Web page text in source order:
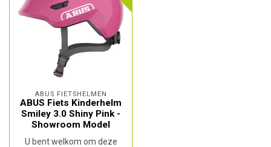
ABUS FIETSHELMEN
ABUS Fiets Kinderhelm
Smiley 3.0 Shiny Pink -
Showroom Model
U bent welkom om deze